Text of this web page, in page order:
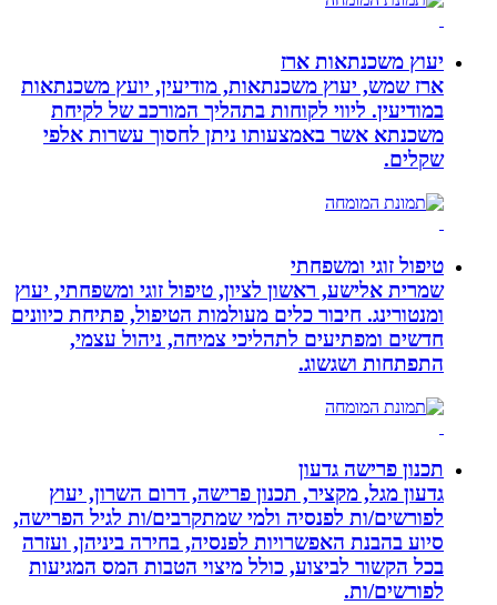
יעוץ משכנתאות ארז
ארז שמש, יעוץ משכנתאות, מודיעין, יועץ משכנתאות
במודיעין. ליווי לקוחות בתהליך המורכב של לקיחת
משכנתא אשר באמצעותו ניתן לחסוך עשרות אלפי
שקלים.
טיפול זוגי ומשפחתי
שמרית אלישע, ראשון לציון, טיפול זוגי ומשפחתי, יעוץ
ומנטורינג. חיבור כלים מעולמות הטיפול, פתיחת כיוונים
חדשים ומפתיעים לתהליכי צמיחה, ניהול עצמי,
התפתחות ושגשוג.
תכנון פרישה גדעון
גדעון מגל, מקציר, תכנון פרישה, דרום השרון, יעוץ
לפורשים/ות לפנסיה ולמי שמתקרבים/ות לגיל הפרישה,
סיוע בהבנת האפשרויות לפנסיה, בחירה ביניהן, ועזרה
בכל הקשור לביצוע, כולל מיצוי הטבות המס המגיעות
לפורשים/ות.